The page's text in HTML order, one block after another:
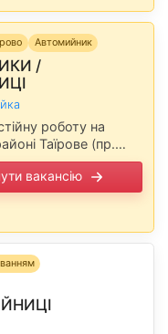
що …
Автомийник
/
роботу на
Таїрове (пр.
Можливо без
гарні умови,
000 грн.
вакансію